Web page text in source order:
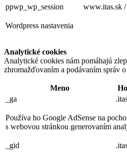
ppwp_wp_session www.itas.sk /
Wordpress nastavenia
Analytické cookies
Analytické cookies nám pomáhajú
zhromažďovaním a podávaním správ
Meno
_ga
Používa ho Google AdSense na
s webovou stránkou generovaním
_gid